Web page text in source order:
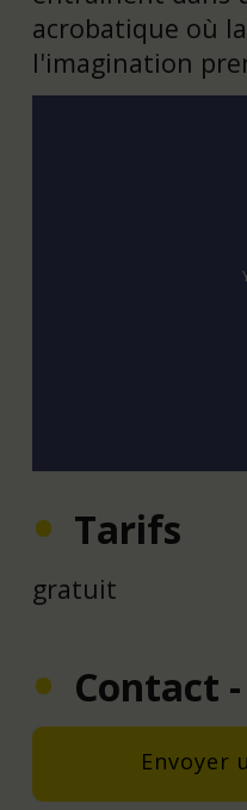
acrobatique où
l'imagination
Tarifs
gratuit
Contact
Envoyer